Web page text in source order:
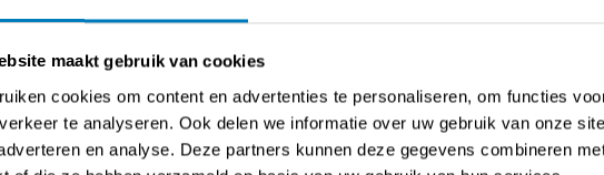
maakt gebruik van cookies
cookies om content en advertenties te personaliseren, om functies
te analyseren. Ook delen we informatie over uw gebruik van onze
en analyse. Deze partners kunnen deze gegevens combineren
in het centrum van Gent in een schitterend - gehuurd - kantoor.
zonder probleem delocaliseerbaar.
PROPOSITIONS
met bewezen reputatie.